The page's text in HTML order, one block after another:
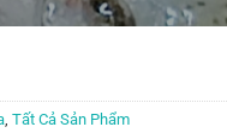
Tất Cả Sản Phẩm